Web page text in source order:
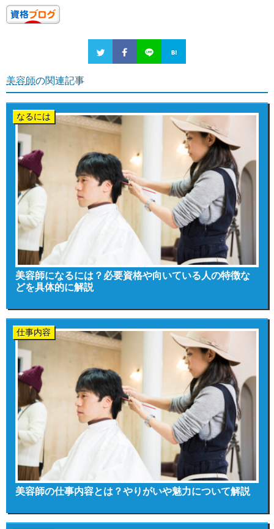
美容師の関連記事
なるには
美容師になるには？必要資格や向いている人の特徴な
どを具体的に解説
仕事内容
美容師の仕事内容とは？やりがいや魅力について解説